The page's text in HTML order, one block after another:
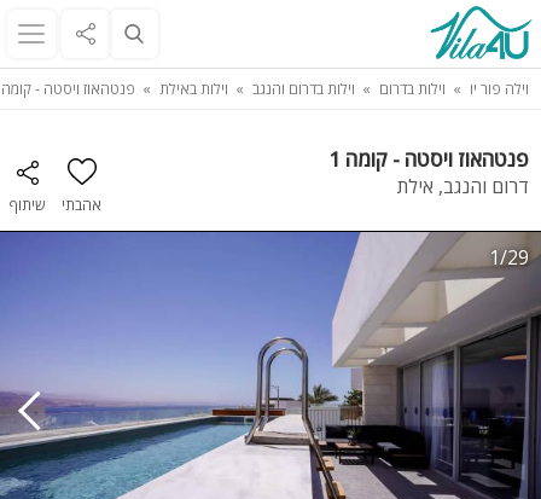
וילה פור יו וילות בדרום וילות בדרום והנגב וילות באילת פנטהאוז ויסטה - קומה
פנטהאוז ויסטה - קומה 1
דרום והנגב, אילת
אהבתי שיתוף
1/29